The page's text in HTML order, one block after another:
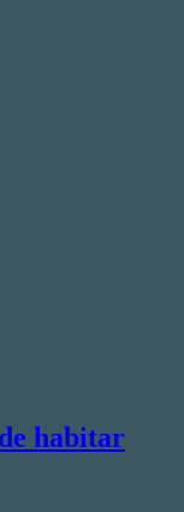
habitar